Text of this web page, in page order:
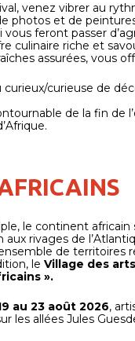
venez vibrer au
photos et de
vous feront passer
culinaire riche et
assurées, vous
curieux/curieuse de
de la fin
le continent
aux rivages de
de territoires
le Village des
».
au 23 août 2026,
les allées Jules